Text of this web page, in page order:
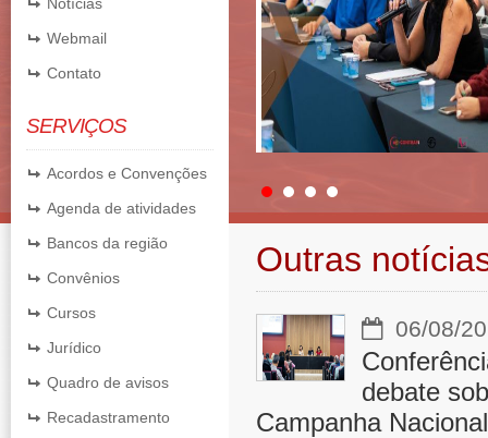
Webmail
Contato
SERVIÇOS
Acordos e Convenções
Agenda de atividades
Bancos da região
Convênios
Cursos
Jurídico
Quadro de avisos
Recadastramento
A Comissão Executiva dos
da Caixa repudiou e recusou a
apresentada pelo banco para o
Caixa, nesta ...
06/08/2026
Outras
06/08/
debate
Campanha